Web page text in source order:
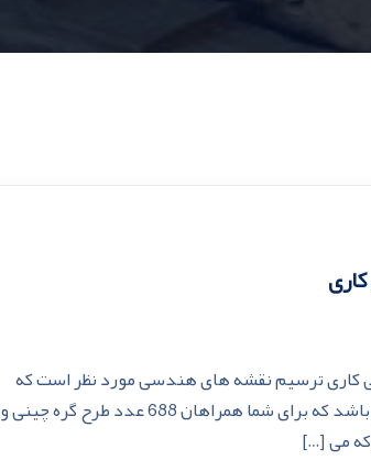
کاری ترسیم نقشه های هندسی مورد نظر است که
ممکن است برای یک فرد آماتور ترسیم آن کمی مشکل باشد که برای شما همراهان 688 عدد طرح گره چینی و